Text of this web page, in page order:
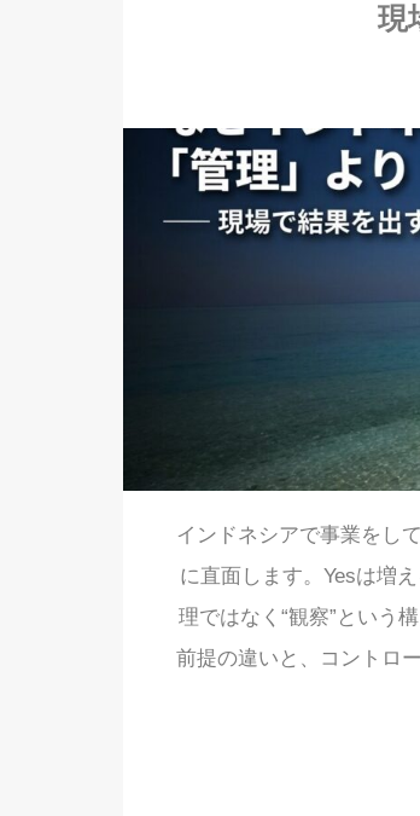
現
インドネシアで事業をし
に直面します。Yesは増
理ではなく“観察”という
前提の違いと、コントロ